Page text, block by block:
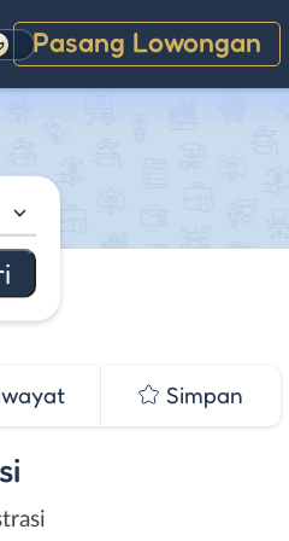
Pasang Lowongan
Simpan